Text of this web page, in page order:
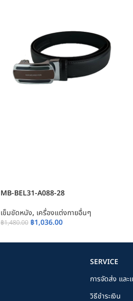
MB-BEL31-A088-28
เข็มขัดหนัง, เครื่องแต่งกายอื่นๆ
฿1,480.00 ฿1,036.00
SERVICE
การจัดส่ง และ
วิธีชำระเงิน